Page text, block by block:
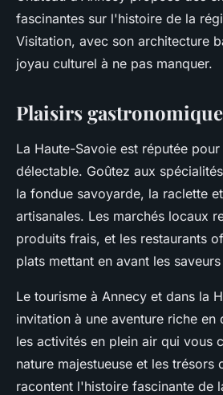
fascinantes sur l'histoire de la
Visitation, avec son architecture
joyau culturel à ne pas manquer.
Plaisirs
La Haute-Savoie est réputée
délectable. Goûtez aux
la fondue savoyarde, la raclette
artisanales. Les marchés locaux
produits frais, et les restaurants
plats mettant en avant les
Le tourisme à Annecy et dans la
invitation à une aventure riche en
les activités en plein air qui vous
nature majestueuse et les trésors
racontent l'histoire fascinante de